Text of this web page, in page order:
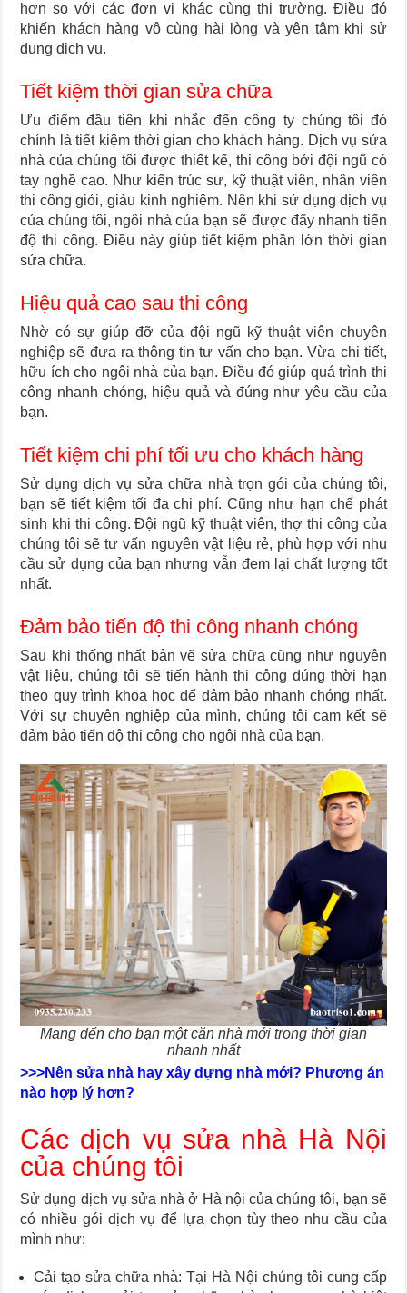
hơn so với các đơn vị khác cùng thị trường. Điều đó
khiến khách hàng vô cùng hài lòng và yên tâm khi sử
dụng dịch vụ.
Tiết kiệm thời gian sửa chữa
Ưu điểm đầu tiên khi nhắc đến công ty chúng tôi đó
chính là tiết kiệm thời gian cho khách hàng. Dịch vụ sửa
nhà của chúng tôi được thiết kế, thi công bởi đội ngũ có
tay nghề cao. Như kiến trúc sư, kỹ thuật viên, nhân viên
thi công giỏi, giàu kinh nghiệm. Nên khi sử dụng dịch vụ
của chúng tôi, ngôi nhà của bạn sẽ được đẩy nhanh tiến
độ thi công. Điều này giúp tiết kiệm phần lớn thời gian
sửa chữa.
Hiệu quả cao sau thi công
Nhờ có sự giúp đỡ của đội ngũ kỹ thuật viên chuyên
nghiệp sẽ đưa ra thông tin tư vấn cho bạn. Vừa chi tiết,
hữu ích cho ngôi nhà của bạn. Điều đó giúp quá trình thi
công nhanh chóng, hiệu quả và đúng như yêu cầu của
bạn.
Tiết kiệm chi phí tối ưu cho khách hàng
Sử dụng dịch vụ sửa chữa nhà trọn gói của chúng tôi,
bạn sẽ tiết kiệm tối đa chi phí. Cũng như hạn chế phát
sinh khi thi công. Đội ngũ kỹ thuật viên, thợ thi công của
chúng tôi sẽ tư vấn nguyên vật liệu rẻ, phù hợp với nhu
cầu sử dụng của bạn nhưng vẫn đem lại chất lượng tốt
nhất.
Đảm bảo tiến độ thi công nhanh chóng
Sau khi thống nhất bản vẽ sửa chữa cũng như nguyên
vật liệu, chúng tôi sẽ tiến hành thi công đúng thời hạn
theo quy trình khoa học để đảm bảo nhanh chóng nhất.
Với sự chuyên nghiệp của mình, chúng tôi cam kết sẽ
đảm bảo tiến độ thi công cho ngôi nhà của bạn.
Mang đến cho bạn một căn nhà mới trong thời gian
nhanh nhất
>>>Nên sửa nhà hay xây dựng nhà mới? Phương án
nào hợp lý hơn?
Các dịch vụ sửa nhà Hà Nội
của chúng tôi
Sử dụng dịch vụ sửa nhà ở Hà nội của chúng tôi, bạn sẽ
có nhiều gói dịch vụ để lựa chọn tùy theo nhu cầu của
mình như:
Cải tạo sửa chữa nhà: Tại Hà Nội chúng tôi cung cấp